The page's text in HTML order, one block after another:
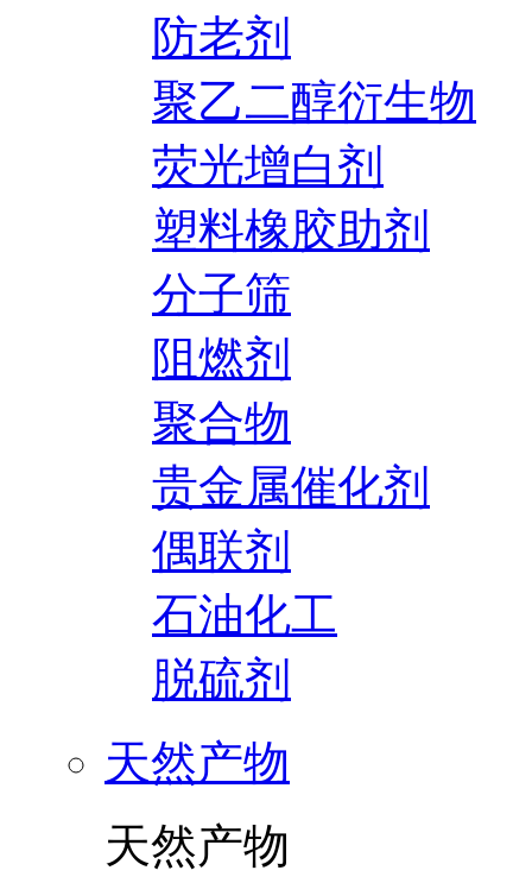
防老剂
聚乙二醇衍生物
荧光增白剂
塑料橡胶助剂
分子筛
阻燃剂
聚合物
贵金属催化剂
偶联剂
石油化工
脱硫剂
天然产物
天然产物